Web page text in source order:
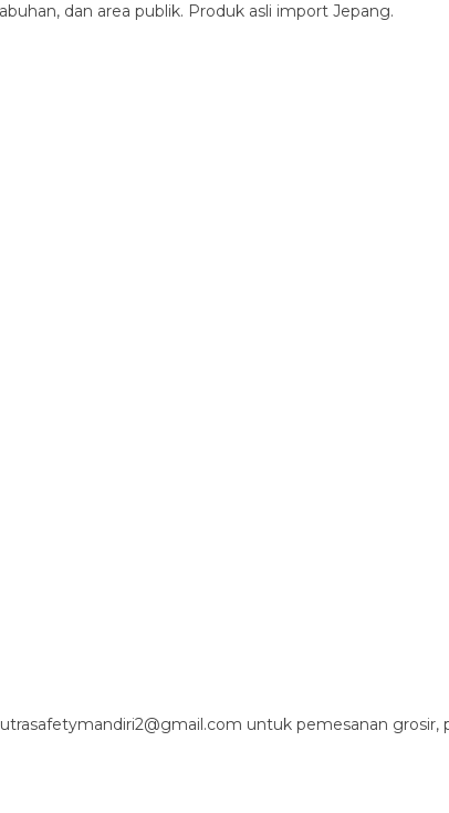
dan area publik. Produk asli import Jepang.
untuk pemesanan